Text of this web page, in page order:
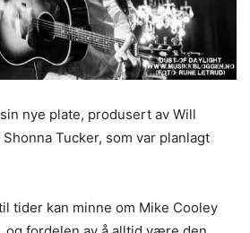
nye plate, produsert av Will
Tucker, som var planlagt
tider kan minne om Mike Cooley